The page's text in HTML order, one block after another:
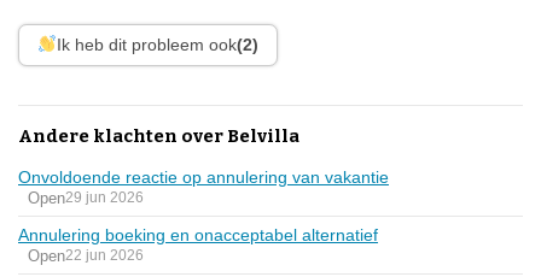
Ik heb dit probleem ook(2)
Andere klachten over Belvilla
Onvoldoende reactie op annulering van vakantie
Open29 jun 2026
Annulering boeking en onacceptabel alternatief
Open22 jun 2026